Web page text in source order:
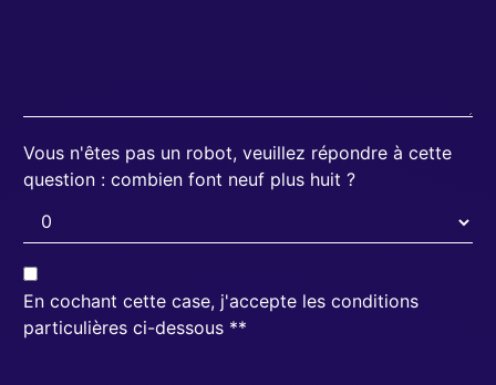
Vous n'êtes pas un robot, veuillez répondre à cette
question : combien font neuf plus huit ?
En cochant cette case, j'accepte les conditions
particulières ci-dessous **